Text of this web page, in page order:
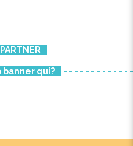
banner qui?